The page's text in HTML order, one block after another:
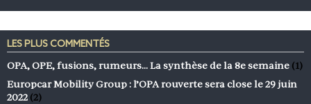
LES PLUS COMMENTÉS
OPA, OPE, fusions, rumeurs… La synthèse de la 8e semaine (1)
Europcar Mobility Group : l’OPA rouverte sera close le 29 juin
2022 (2)